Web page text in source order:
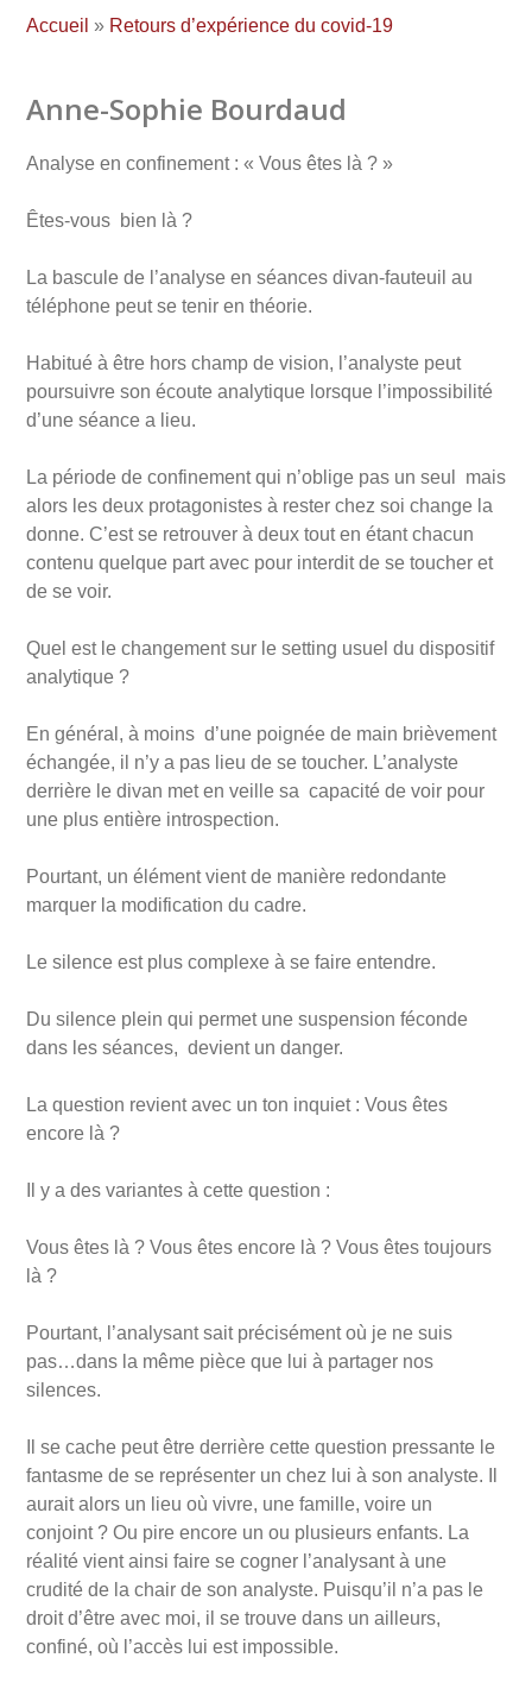
Accueil » Retours d’expérience du covid-19
Anne-Sophie Bourdaud
Analyse en confinement : « Vous êtes là ? »
Êtes-vous bien là ?
La bascule de l’analyse en séances divan-fauteuil au
téléphone peut se tenir en théorie.
Habitué à être hors champ de vision, l’analyste peut
poursuivre son écoute analytique lorsque l’impossibilité
d’une séance a lieu.
La période de confinement qui n’oblige pas un seul mais
alors les deux protagonistes à rester chez soi change la
donne. C’est se retrouver à deux tout en étant chacun
contenu quelque part avec pour interdit de se toucher et
de se voir.
Quel est le changement sur le setting usuel du dispositif
analytique ?
En général, à moins d’une poignée de main brièvement
échangée, il n’y a pas lieu de se toucher. L’analyste
derrière le divan met en veille sa capacité de voir pour
une plus entière introspection.
Pourtant, un élément vient de manière redondante
marquer la modification du cadre.
Le silence est plus complexe à se faire entendre.
Du silence plein qui permet une suspension féconde
dans les séances, devient un danger.
La question revient avec un ton inquiet : Vous êtes
encore là ?
Il y a des variantes à cette question :
Vous êtes là ? Vous êtes encore là ? Vous êtes toujours
là ?
Pourtant, l’analysant sait précisément où je ne suis
pas…dans la même pièce que lui à partager nos
silences.
Il se cache peut être derrière cette question pressante le
fantasme de se représenter un chez lui à son analyste. Il
aurait alors un lieu où vivre, une famille, voire un
conjoint ? Ou pire encore un ou plusieurs enfants. La
réalité vient ainsi faire se cogner l’analysant à une
crudité de la chair de son analyste. Puisqu’il n’a pas le
droit d’être avec moi, il se trouve dans un ailleurs,
confiné, où l’accès lui est impossible.